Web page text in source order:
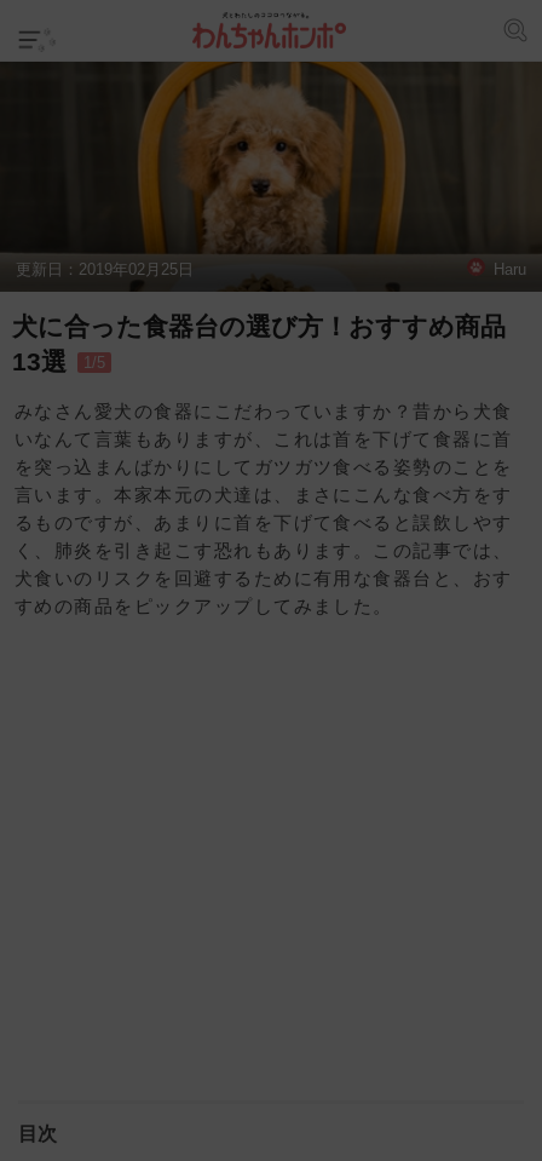
更新日： 2019年02月25日 Haru
犬に合った食器台の選び方！おすすめ商品
13選
1/5
みなさん愛犬の食器にこだわっていますか？昔から犬食
いなんて言葉もありますが、これは首を下げて食器に首
を突っ込まんばかりにしてガツガツ食べる姿勢のことを
言います。本家本元の犬達は、まさにこんな食べ方をす
るものですが、あまりに首を下げて食べると誤飲しやす
く、肺炎を引き起こす恐れもあります。この記事では、
犬食いのリスクを回避するために有用な食器台と、おす
すめの商品をピックアップしてみました。
目次